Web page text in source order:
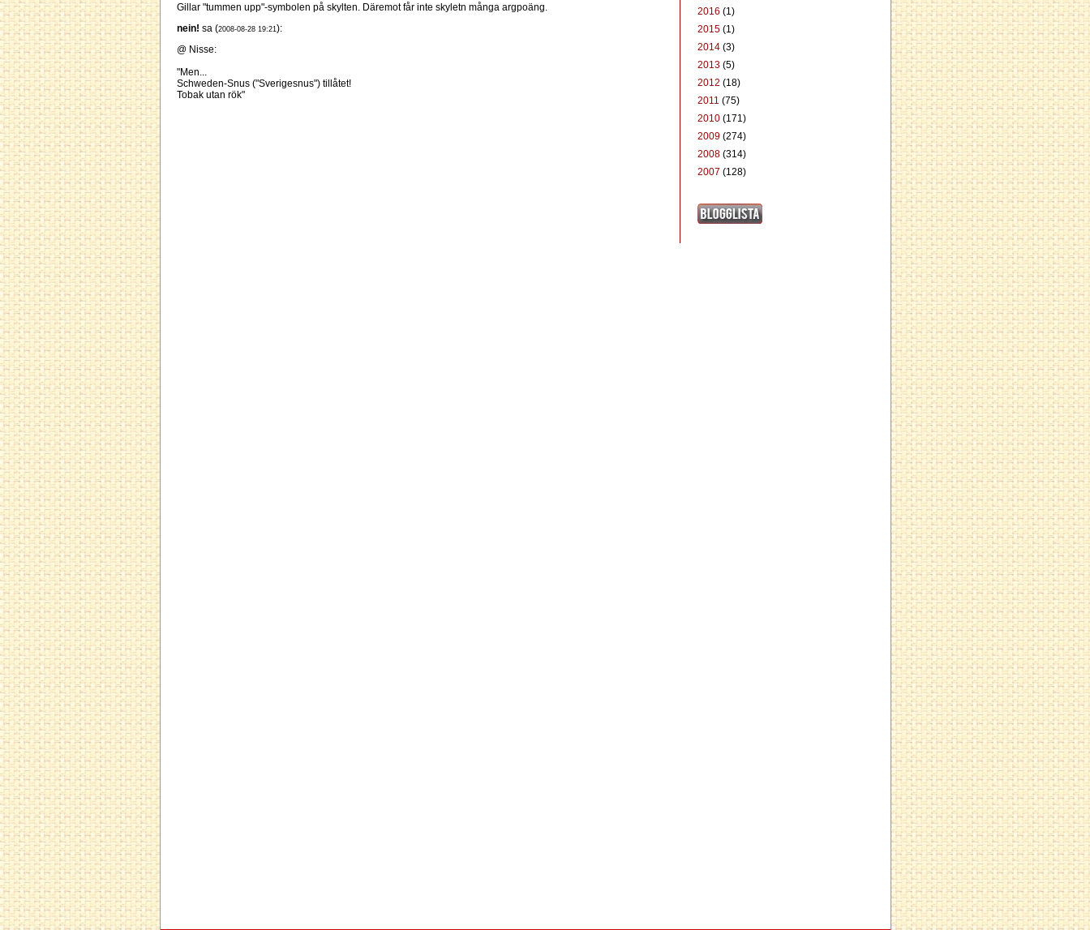
Gillar "tummen upp"-symbolen på skylten. Däremot får inte skyletn många argpoäng.
nein! sa (2008-08-28 19:21):
@ Nisse:
"Men...
Schweden-Snus ("Sverigesnus") tillåtet!
Tobak utan rök"
2016 (1)
2015 (1)
2014 (3)
2013 (5)
2012 (18)
2011 (75)
2010 (171)
2009 (274)
2008 (314)
2007 (128)